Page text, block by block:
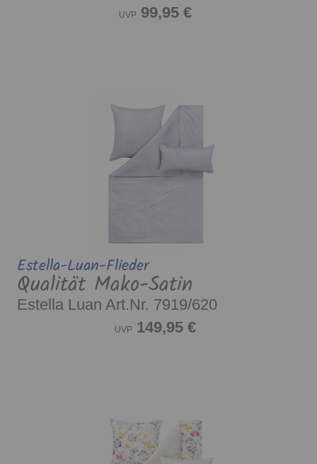
UVP 99,95 €
Estella-Luan-Flieder
Qualität Mako-Satin
Estella Luan Art.Nr. 7919/620
UVP 149,95 €